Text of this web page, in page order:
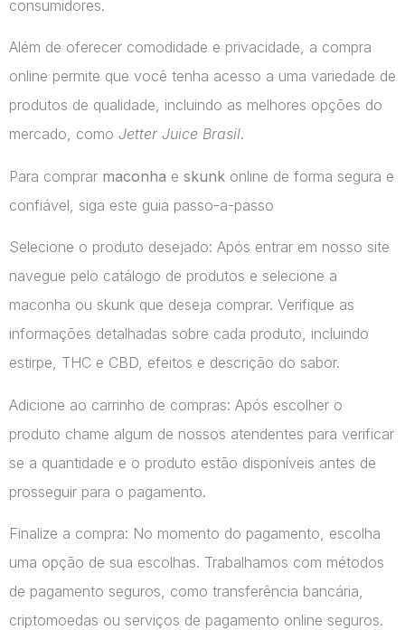
consumidores.
Além de oferecer comodidade e privacidade, a compra
online permite que você tenha acesso a uma variedade de
produtos de qualidade, incluindo as melhores opções do
mercado, como Jetter Juice Brasil.
Para comprar maconha e skunk online de forma segura e
confiável, siga este guia passo-a-passo
Selecione o produto desejado: Após entrar em nosso site
navegue pelo catálogo de produtos e selecione a
maconha ou skunk que deseja comprar. Verifique as
informações detalhadas sobre cada produto, incluindo
estirpe, THC e CBD, efeitos e descrição do sabor.
Adicione ao carrinho de compras: Após escolher o
produto chame algum de nossos atendentes para verificar
se a quantidade e o produto estão disponíveis antes de
prosseguir para o pagamento.
Finalize a compra: No momento do pagamento, escolha
uma opção de sua escolhas. Trabalhamos com métodos
de pagamento seguros, como transferência bancária,
criptomoedas ou serviços de pagamento online seguros.